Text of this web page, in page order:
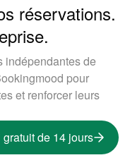
réservations.
indépendantes de
pour
et renforcer leurs
de 14 jours